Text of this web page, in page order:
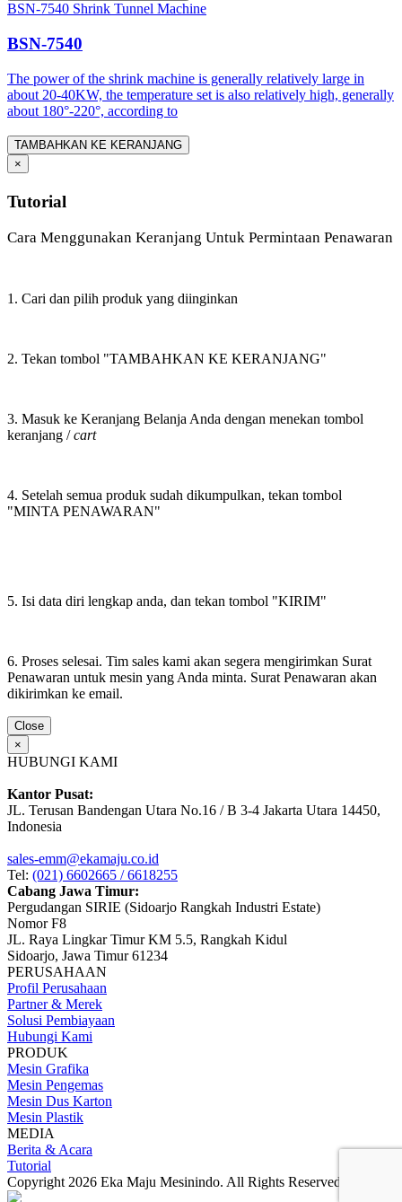
BSN-7540 Shrink Tunnel Machine
BSN-7540
The power of the shrink machine is generally relatively large in
about 20-40KW, the temperature set is also relatively high, generally
about 180°-220°, according to
TAMBAHKAN KE KERANJANG
×
Tutorial
Cara Menggunakan Keranjang Untuk Permintaan Penawaran
1. Cari dan pilih produk yang diinginkan
2. Tekan tombol "TAMBAHKAN KE KERANJANG"
3. Masuk ke Keranjang Belanja Anda dengan menekan tombol
keranjang /cart
4. Setelah semua produk sudah dikumpulkan, tekan tombol
"MINTA PENAWARAN"
5. Isi data diri lengkap anda, dan tekan tombol "KIRIM"
6. Proses selesai. Tim sales kami akan segera mengirimkan Surat
Penawaran untuk mesin yang Anda minta. Surat Penawaran akan
dikirimkan ke email.
Close
×
HUBUNGI KAMI
Kantor Pusat:
JL. Terusan Bandengan Utara No.16 / B 3-4 Jakarta Utara 14450,
Indonesia
sales-emm@ekamaju.co.id
Tel: (021) 6602665 / 6618255
Cabang Jawa Timur:
Pergudangan SIRIE (Sidoarjo Rangkah Industri Estate)
Nomor F8
JL. Raya Lingkar Timur KM 5.5, Rangkah Kidul
Sidoarjo, Jawa Timur 61234
PERUSAHAAN
Profil Perusahaan
Partner & Merek
Solusi Pembiayaan
Hubungi Kami
PRODUK
Mesin Grafika
Mesin Pengemas
Mesin Dus Karton
Mesin Plastik
MEDIA
Berita & Acara
Tutorial
Copyright 2026 Eka Maju Mesinindo. All Rights Reserved.